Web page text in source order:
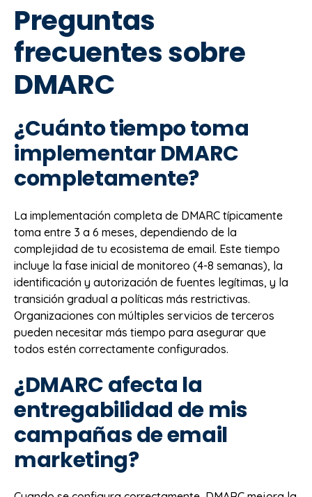
Preguntas
frecuentes sobre
DMARC
¿Cuánto tiempo toma
implementar DMARC
completamente?
La implementación completa de DMARC típicamente
toma entre 3 a 6 meses, dependiendo de la
complejidad de tu ecosistema de email. Este tiempo
incluye la fase inicial de monitoreo (4-8 semanas), la
identificación y autorización de fuentes legítimas, y la
transición gradual a políticas más restrictivas.
Organizaciones con múltiples servicios de terceros
pueden necesitar más tiempo para asegurar que
todos estén correctamente configurados.
¿DMARC afecta la
entregabilidad de mis
campañas de email
marketing?